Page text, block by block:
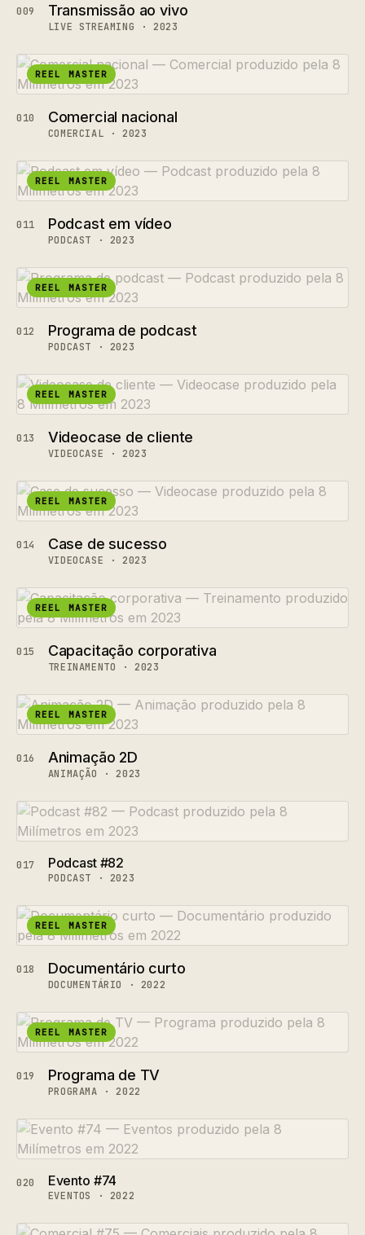
009 Transmissão ao vivo
LIVE STREAMING · 2023
REEL MASTER
010 Comercial nacional
COMERCIAL · 2023
REEL MASTER
011 Podcast em vídeo
PODCAST · 2023
REEL MASTER
012 Programa de podcast
PODCAST · 2023
REEL MASTER
013 Videocase de cliente
VIDEOCASE · 2023
REEL MASTER
014 Case de sucesso
VIDEOCASE · 2023
REEL MASTER
015 Capacitação corporativa
TREINAMENTO · 2023
REEL MASTER
016 Animação 2D
ANIMAÇÃO · 2023
017 Podcast #82
PODCAST · 2023
REEL MASTER
018 Documentário curto
DOCUMENTÁRIO · 2022
REEL MASTER
019 Programa de TV
PROGRAMA · 2022
020 Evento #74
EVENTOS · 2022